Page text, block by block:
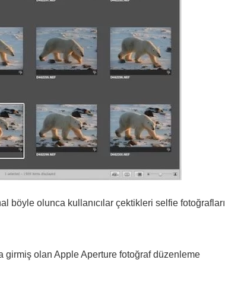
böyle olunca kullanıcılar çektikleri selfie fotoğrafları
girmiş olan Apple Aperture fotoğraf düzenleme